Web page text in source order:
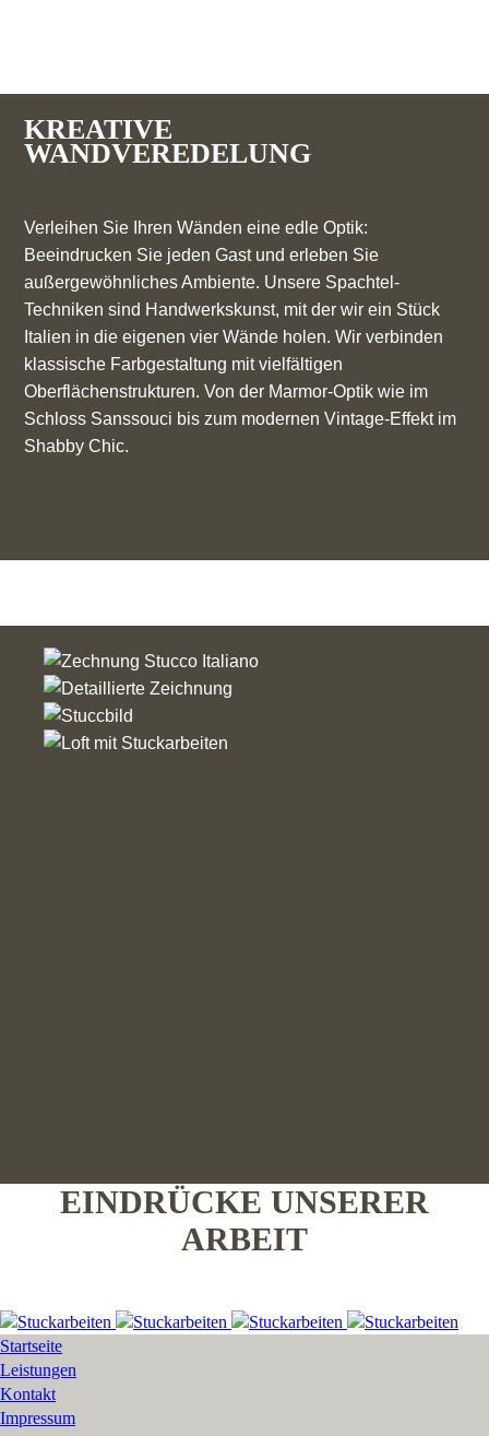
KREATIVE
WANDVEREDELUNG
Verleihen Sie Ihren Wänden eine edle Optik:
Beeindrucken Sie jeden Gast und erleben Sie
außergewöhnliches Ambiente. Unsere Spachtel-
Techniken sind Handwerkskunst, mit der wir ein Stück
Italien in die eigenen vier Wände holen. Wir verbinden
klassische Farbgestaltung mit vielfältigen
Oberflächenstrukturen. Von der Marmor-Optik wie im
Schloss Sanssouci bis zum modernen Vintage-Effekt im
Shabby Chic.
EINDRÜCKE UNSERER
ARBEIT
Startseite
Leistungen
Kontakt
Impressum